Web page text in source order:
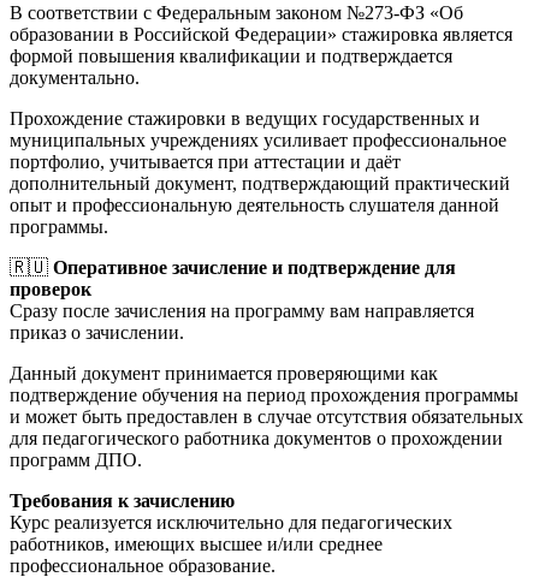
В соответствии с Федеральным законом №273-ФЗ «Об
образовании в Российской Федерации» стажировка является
формой повышения квалификации и подтверждается
документально.
Прохождение стажировки в ведущих государственных и
муниципальных учреждениях усиливает профессиональное
портфолио, учитывается при аттестации и даёт
дополнительный документ, подтверждающий практический
опыт и профессиональную деятельность слушателя данной
программы.
🇷🇺 Оперативное зачисление и подтверждение для
проверок
Сразу после зачисления на программу вам направляется
приказ о зачислении.
Данный документ принимается проверяющими как
подтверждение обучения на период прохождения программы
и может быть предоставлен в случае отсутствия обязательных
для педагогического работника документов о прохождении
программ ДПО.
Требования к зачислению
Курс реализуется исключительно для педагогических
работников, имеющих высшее и/или среднее
профессиональное образование.